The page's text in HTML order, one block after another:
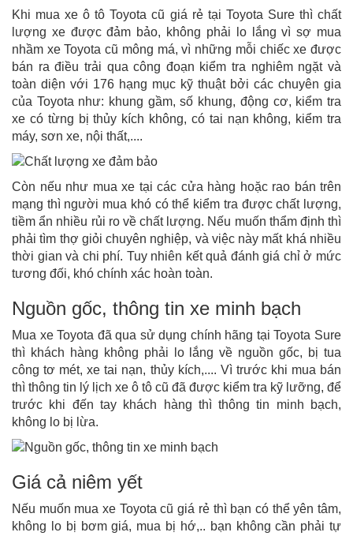
Khi mua xe ô tô Toyota cũ giá rẻ tại Toyota Sure thì chất
lượng xe được đảm bảo, không phải lo lắng vì sợ mua
nhầm xe Toyota cũ mông má, vì những mỗi chiếc xe được
bán ra điều trải qua công đoạn kiểm tra nghiêm ngặt và
toàn diện với 176 hạng mục kỹ thuật bởi các chuyên gia
của Toyota như: khung gầm, số khung, động cơ, kiểm tra
xe có từng bị thủy kích không, có tai nạn không, kiểm tra
máy, sơn xe, nội thất,....
Còn nếu như mua xe tại các cửa hàng hoặc rao bán trên
mạng thì người mua khó có thể kiểm tra được chất lượng,
tiềm ẩn nhiều rủi ro về chất lượng. Nếu muốn thẩm định thì
phải tìm thợ giỏi chuyên nghiệp, và việc này mất khá nhiều
thời gian và chi phí. Tuy nhiên kết quả đánh giá chỉ ở mức
tương đối, khó chính xác hoàn toàn.
Nguồn gốc, thông tin xe minh bạch
Mua xe Toyota đã qua sử dụng chính hãng tại Toyota Sure
thì khách hàng không phải lo lắng về nguồn gốc, bị tua
công tơ mét, xe tai nạn, thủy kích,.... Vì trước khi mua bán
thì thông tin lý lịch xe ô tô cũ đã được kiểm tra kỹ lưỡng, để
trước khi đến tay khách hàng thì thông tin minh bạch,
không lo bị lừa.
Giá cả niêm yết
Nếu muốn mua xe Toyota cũ giá rẻ thì bạn có thể yên tâm,
không lo bị bơm giá, mua bị hớ,.. bạn không cần phải tự